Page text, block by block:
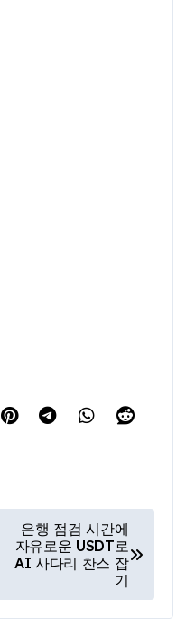
은행 점검 시간에
자유로운 USDT로
AI 사다리 찬스 잡
기